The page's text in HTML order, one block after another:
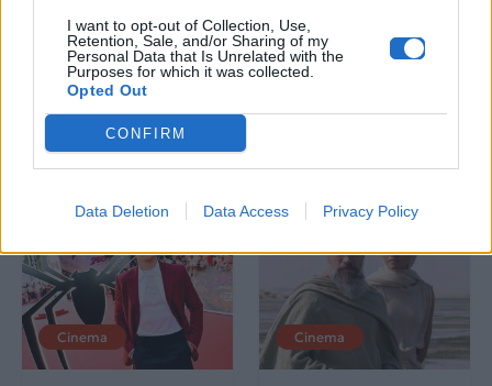
I want to opt-out of Collection, Use,
Retention, Sale, and/or Sharing of my
Personal Data that Is Unrelated with the
Purposes for which it was collected.
Opted Out
CONFIRM
Data Deletion Data Access Privacy Policy
Γιατί το Netflix έβαλε
έναν άνθρωπο να ζει
μέσα σε billboard στο
Los Angeles;
07.08.2026
«The Mummy»: Η
αφίσα που «τρόμαξε»
Cinema Cinema